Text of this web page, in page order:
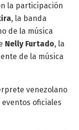
la participación
, la banda
de la música
Nelly Furtado, la
de la música
venezolano
oficiales